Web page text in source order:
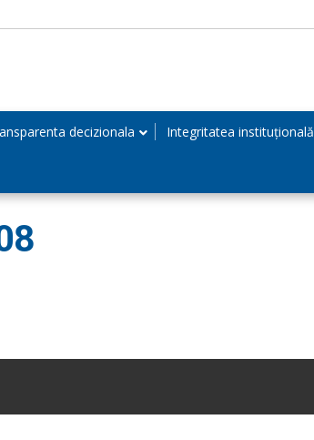
decizionala Integritatea instituțională